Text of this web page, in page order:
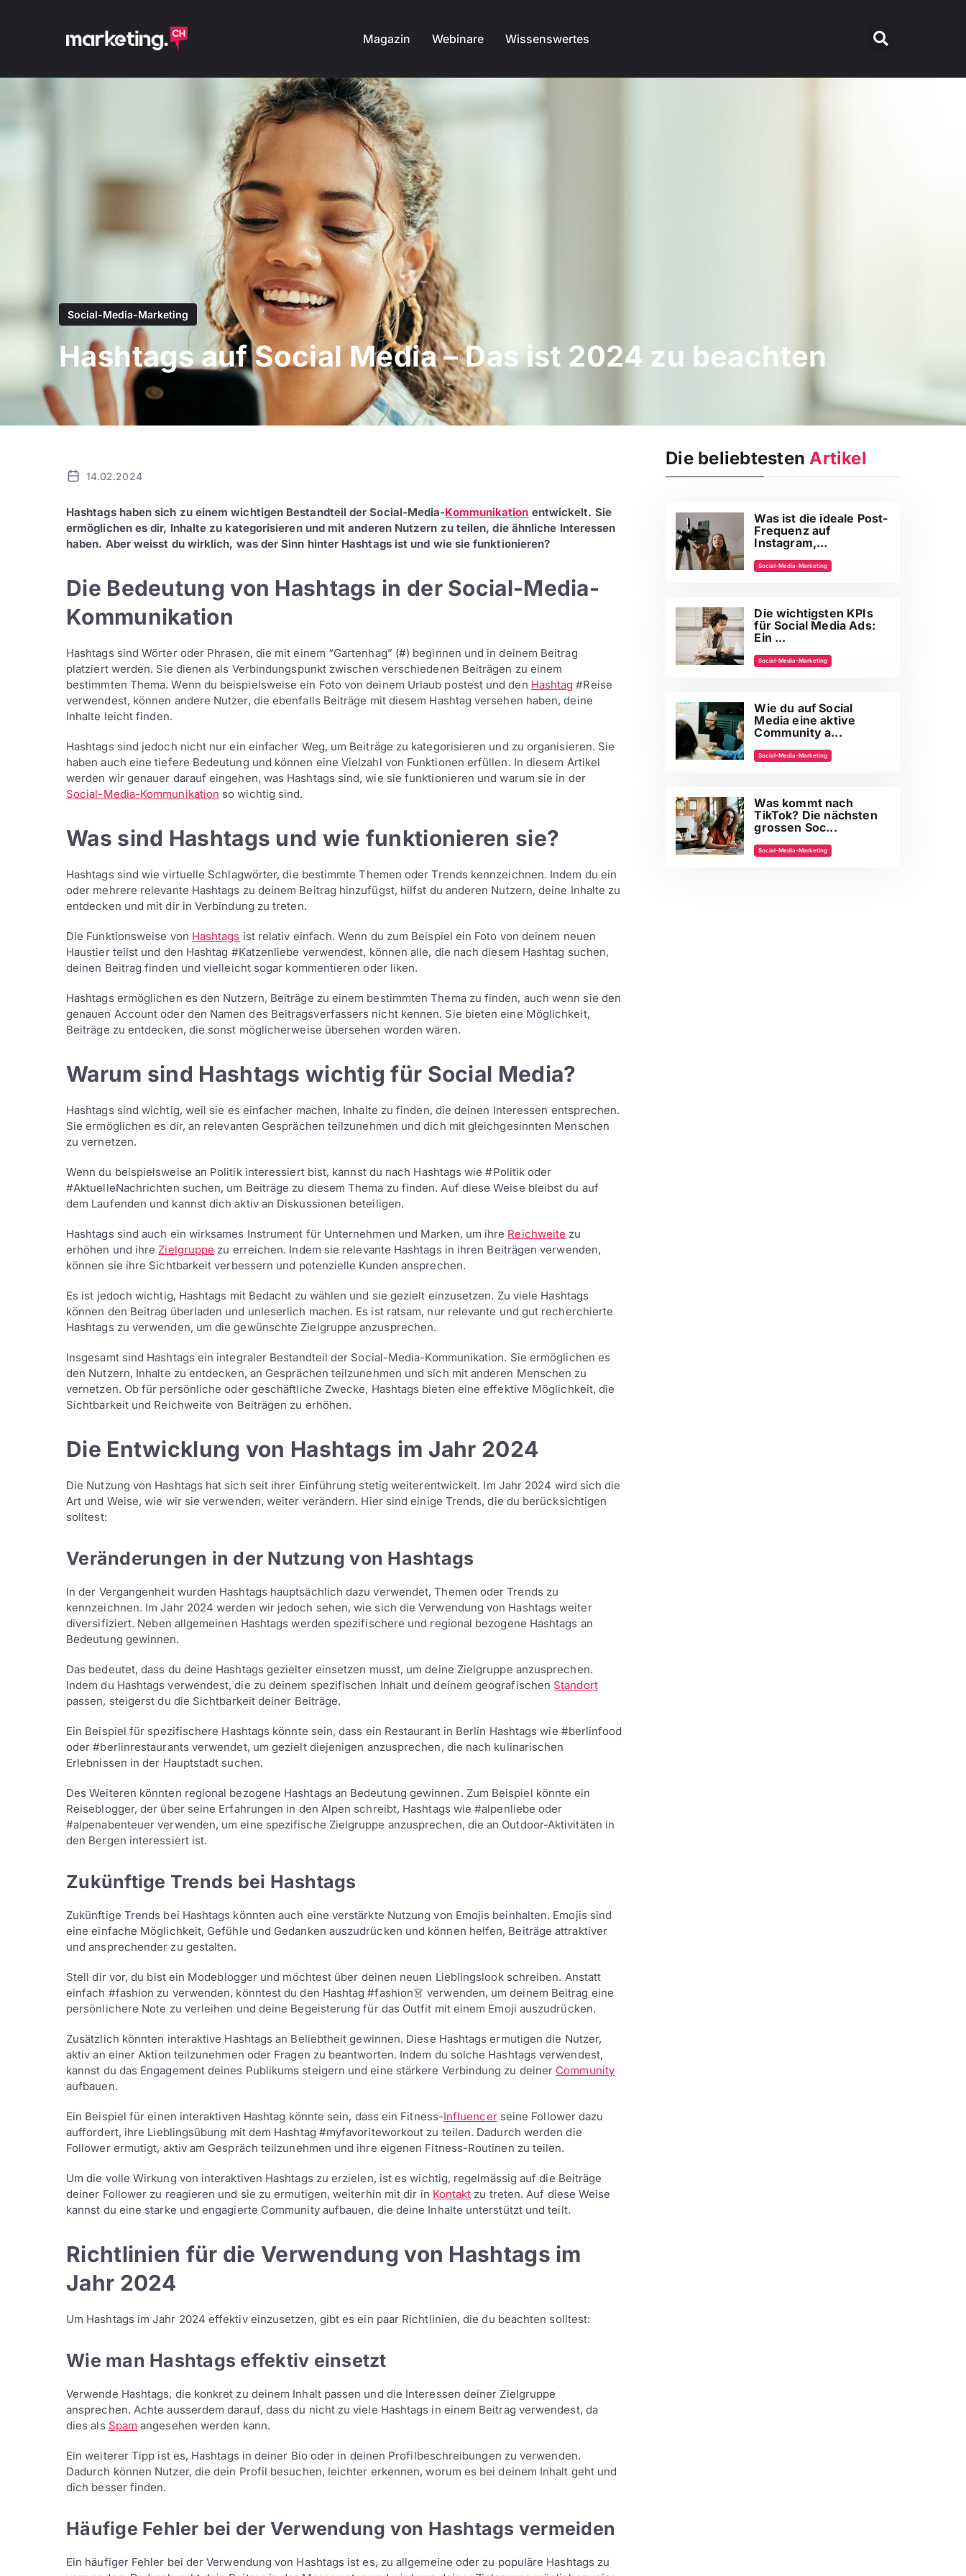
Magazin Webinare Wissenswertes
Social-Media-Marketing
Hashtags auf Social Media – Das ist 2024 zu beachten
14.02.2024
Hashtags haben sich zu einem wichtigen Bestandteil der Social-Media-Kommunikation entwickelt. Sie
ermöglichen es dir, Inhalte zu kategorisieren und mit anderen Nutzern zu teilen, die ähnliche Interessen
haben. Aber weisst du wirklich, was der Sinn hinter Hashtags ist und wie sie funktionieren?
Die Bedeutung von Hashtags in der Social-Media-
Kommunikation
Hashtags sind Wörter oder Phrasen, die mit einem “Gartenhag” (#) beginnen und in deinem Beitrag
platziert werden. Sie dienen als Verbindungspunkt zwischen verschiedenen Beiträgen zu einem
bestimmten Thema. Wenn du beispielsweise ein Foto von deinem Urlaub postest und den Hashtag #Reise
verwendest, können andere Nutzer, die ebenfalls Beiträge mit diesem Hashtag versehen haben, deine
Inhalte leicht finden.
Hashtags sind jedoch nicht nur ein einfacher Weg, um Beiträge zu kategorisieren und zu organisieren. Sie
haben auch eine tiefere Bedeutung und können eine Vielzahl von Funktionen erfüllen. In diesem Artikel
werden wir genauer darauf eingehen, was Hashtags sind, wie sie funktionieren und warum sie in der
Social-Media-Kommunikation so wichtig sind.
Was sind Hashtags und wie funktionieren sie?
Hashtags sind wie virtuelle Schlagwörter, die bestimmte Themen oder Trends kennzeichnen. Indem du ein
oder mehrere relevante Hashtags zu deinem Beitrag hinzufügst, hilfst du anderen Nutzern, deine Inhalte zu
entdecken und mit dir in Verbindung zu treten.
Die Funktionsweise von Hashtags ist relativ einfach. Wenn du zum Beispiel ein Foto von deinem neuen
Haustier teilst und den Hashtag #Katzenliebe verwendest, können alle, die nach diesem Hashtag suchen,
deinen Beitrag finden und vielleicht sogar kommentieren oder liken.
Hashtags ermöglichen es den Nutzern, Beiträge zu einem bestimmten Thema zu finden, auch wenn sie den
genauen Account oder den Namen des Beitragsverfassers nicht kennen. Sie bieten eine Möglichkeit,
Beiträge zu entdecken, die sonst möglicherweise übersehen worden wären.
Warum sind Hashtags wichtig für Social Media?
Hashtags sind wichtig, weil sie es einfacher machen, Inhalte zu finden, die deinen Interessen entsprechen.
Sie ermöglichen es dir, an relevanten Gesprächen teilzunehmen und dich mit gleichgesinnten Menschen
zu vernetzen.
Wenn du beispielsweise an Politik interessiert bist, kannst du nach Hashtags wie #Politik oder
#AktuelleNachrichten suchen, um Beiträge zu diesem Thema zu finden. Auf diese Weise bleibst du auf
dem Laufenden und kannst dich aktiv an Diskussionen beteiligen.
Hashtags sind auch ein wirksames Instrument für Unternehmen und Marken, um ihre Reichweite zu
erhöhen und ihre Zielgruppe zu erreichen. Indem sie relevante Hashtags in ihren Beiträgen verwenden,
können sie ihre Sichtbarkeit verbessern und potenzielle Kunden ansprechen.
Es ist jedoch wichtig, Hashtags mit Bedacht zu wählen und sie gezielt einzusetzen. Zu viele Hashtags
können den Beitrag überladen und unleserlich machen. Es ist ratsam, nur relevante und gut recherchierte
Hashtags zu verwenden, um die gewünschte Zielgruppe anzusprechen.
Insgesamt sind Hashtags ein integraler Bestandteil der Social-Media-Kommunikation. Sie ermöglichen es
den Nutzern, Inhalte zu entdecken, an Gesprächen teilzunehmen und sich mit anderen Menschen zu
vernetzen. Ob für persönliche oder geschäftliche Zwecke, Hashtags bieten eine effektive Möglichkeit, die
Sichtbarkeit und Reichweite von Beiträgen zu erhöhen.
Die Entwicklung von Hashtags im Jahr 2024
Die Nutzung von Hashtags hat sich seit ihrer Einführung stetig weiterentwickelt. Im Jahr 2024 wird sich die
Art und Weise, wie wir sie verwenden, weiter verändern. Hier sind einige Trends, die du berücksichtigen
solltest:
Veränderungen in der Nutzung von Hashtags
In der Vergangenheit wurden Hashtags hauptsächlich dazu verwendet, Themen oder Trends zu
kennzeichnen. Im Jahr 2024 werden wir jedoch sehen, wie sich die Verwendung von Hashtags weiter
diversifiziert. Neben allgemeinen Hashtags werden spezifischere und regional bezogene Hashtags an
Bedeutung gewinnen.
Das bedeutet, dass du deine Hashtags gezielter einsetzen musst, um deine Zielgruppe anzusprechen.
Indem du Hashtags verwendest, die zu deinem spezifischen Inhalt und deinem geografischen Standort
passen, steigerst du die Sichtbarkeit deiner Beiträge.
Ein Beispiel für spezifischere Hashtags könnte sein, dass ein Restaurant in Berlin Hashtags wie #berlinfood
oder #berlinrestaurants verwendet, um gezielt diejenigen anzusprechen, die nach kulinarischen
Erlebnissen in der Hauptstadt suchen.
Des Weiteren könnten regional bezogene Hashtags an Bedeutung gewinnen. Zum Beispiel könnte ein
Reiseblogger, der über seine Erfahrungen in den Alpen schreibt, Hashtags wie #alpenliebe oder
#alpenabenteuer verwenden, um eine spezifische Zielgruppe anzusprechen, die an Outdoor-Aktivitäten in
den Bergen interessiert ist.
Zukünftige Trends bei Hashtags
Zukünftige Trends bei Hashtags könnten auch eine verstärkte Nutzung von Emojis beinhalten. Emojis sind
eine einfache Möglichkeit, Gefühle und Gedanken auszudrücken und können helfen, Beiträge attraktiver
und ansprechender zu gestalten.
Stell dir vor, du bist ein Modeblogger und möchtest über deinen neuen Lieblingslook schreiben. Anstatt
einfach #fashion zu verwenden, könntest du den Hashtag #fashion👗 verwenden, um deinem Beitrag eine
persönlichere Note zu verleihen und deine Begeisterung für das Outfit mit einem Emoji auszudrücken.
Zusätzlich könnten interaktive Hashtags an Beliebtheit gewinnen. Diese Hashtags ermutigen die Nutzer,
aktiv an einer Aktion teilzunehmen oder Fragen zu beantworten. Indem du solche Hashtags verwendest,
kannst du das Engagement deines Publikums steigern und eine stärkere Verbindung zu deiner Community
aufbauen.
Ein Beispiel für einen interaktiven Hashtag könnte sein, dass ein Fitness-Influencerseine Follower dazu
auffordert, ihre Lieblingsübung mit dem Hashtag #myfavoriteworkout zu teilen. Dadurch werden die
Follower ermutigt, aktiv am Gespräch teilzunehmen und ihre eigenen Fitness-Routinen zu teilen.
Um die volle Wirkung von interaktiven Hashtags zu erzielen, ist es wichtig, regelmässig auf die Beiträge
deiner Follower zu reagieren und sie zu ermutigen, weiterhin mit dir in Kontakt zu treten. Auf diese Weise
kannst du eine starke und engagierte Community aufbauen, die deine Inhalte unterstützt und teilt.
Richtlinien für die Verwendung von Hashtags im
Jahr 2024
Um Hashtags im Jahr 2024 effektiv einzusetzen, gibt es ein paar Richtlinien, die du beachten solltest:
Wie man Hashtags effektiv einsetzt
Verwende Hashtags, die konkret zu deinem Inhalt passen und die Interessen deiner Zielgruppe
ansprechen. Achte ausserdem darauf, dass du nicht zu viele Hashtags in einem Beitrag verwendest, da
dies als Spam angesehen werden kann.
Ein weiterer Tipp ist es, Hashtags in deiner Bio oder in deinen Profilbeschreibungen zu verwenden.
Dadurch können Nutzer, die dein Profil besuchen, leichter erkennen, worum es bei deinem Inhalt geht und
dich besser finden.
Häufige Fehler bei der Verwendung von Hashtags vermeiden
Ein häufiger Fehler bei der Verwendung von Hashtags ist es, zu allgemeine oder zu populäre Hashtags zu
Die beliebtestenArtikel
Was ist die ideale Post-
Frequenz auf
Instagram,...
Social-Media-Marketing
Die wichtigsten KPIs
für Social Media Ads:
Ein ...
Social-Media-Marketing
Wie du auf Social
Media eine aktive
Community a...
Social-Media-Marketing
Was kommt nach
TikTok? Die nächsten
grossen Soc...
Social-Media-Marketing